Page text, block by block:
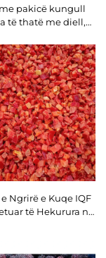
pakicë kungull
të thatë me diell,
dhe mango, me
çmim të mirë,
ruajtur, për shitje
Ngrirë e Kuqe IQF
të Hekurura në
të Ngrirë IQF për
Eksport